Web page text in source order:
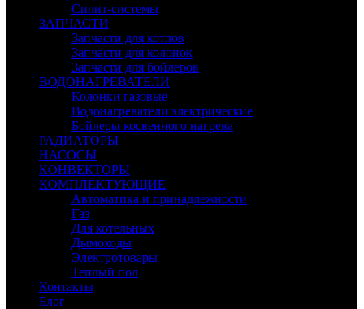
Сплит-системы
ЗАПЧАСТИ
Запчасти для котлов
Запчасти для колонок
Запчасти для бойлеров
ВОДОНАГРЕВАТЕЛИ
Колонки газовые
Водонагреватели электрические
Бойлеры косвенного нагрева
РАДИАТОРЫ
НАСОСЫ
КОНВЕКТОРЫ
КОМПЛЕКТУЮЩИЕ
Автоматика и принадлежности
Газ
Для котельных
Дымоходы
Электротовары
Теплый пол
Контакты
Блог